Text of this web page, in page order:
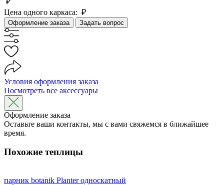
Цена одного каркаса: ₽
Оформление заказа Задать вопрос
Условия оформления заказа
Посмотреть все аксессуары
Оформление заказа
Оставьте ваши контакты, мы с вами свяжемся в ближайшее
время.
Похожие теплицы
парник botanik Planter односкатный